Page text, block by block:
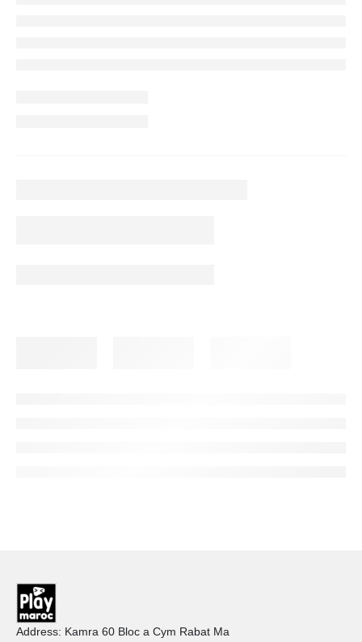
Address: Kamra 60 Bloc a Cym Rabat Ma